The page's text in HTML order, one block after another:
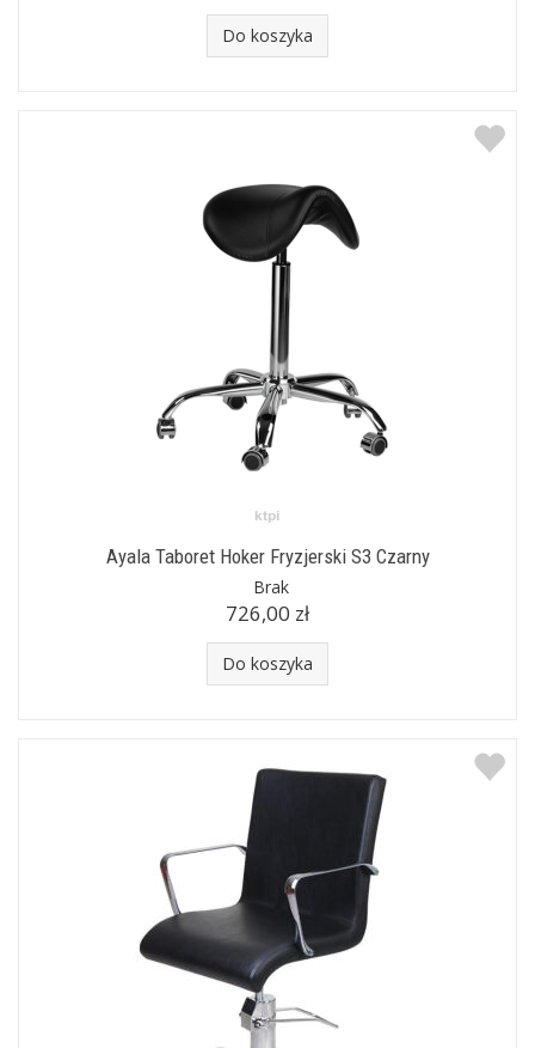
Do koszyka
Ayala Taboret Hoker Fryzjerski S3 Czarny
Brak
726,00 zł
Do koszyka